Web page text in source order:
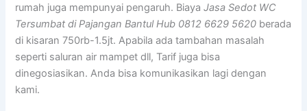
rumah juga mempunyai pengaruh. BiayaJasa Sedot WC
Tersumbat di Pajangan Bantul Hub 0812 6629 5620 berada
di kisaran 750rb-1.5jt. Apabila ada tambahan masalah
seperti saluran air mampet dll, Tarif juga bisa
dinegosiasikan. Anda bisa komunikasikan lagi dengan
kami.